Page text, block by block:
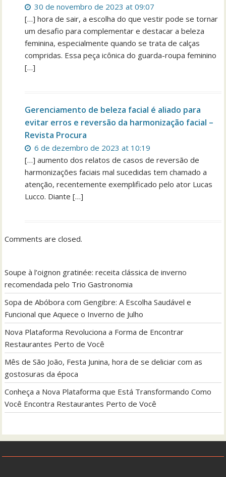
30 de novembro de 2023 at 09:07
[…] hora de sair, a escolha do que vestir pode se tornar
um desafio para complementar e destacar a beleza
feminina, especialmente quando se trata de calças
compridas. Essa peça icônica do guarda-roupa feminino
[…]
Gerenciamento de beleza facial é aliado para
evitar erros e reversão da harmonização facial –
Revista Procura
6 de dezembro de 2023 at 10:19
[…] aumento dos relatos de casos de reversão de
harmonizações faciais mal sucedidas tem chamado a
atenção, recentemente exemplificado pelo ator Lucas
Lucco. Diante […]
Comments are closed.
Soupe à l’oignon gratinée: receita clássica de inverno
recomendada pelo Trio Gastronomia
Sopa de Abóbora com Gengibre: A Escolha Saudável e
Funcional que Aquece o Inverno de Julho
Nova Plataforma Revoluciona a Forma de Encontrar
Restaurantes Perto de Você
Mês de São João, Festa Junina, hora de se deliciar com as
gostosuras da época
Conheça a Nova Plataforma que Está Transformando Como
Você Encontra Restaurantes Perto de Você